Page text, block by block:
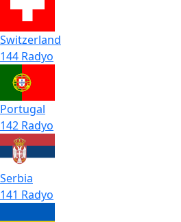
Switzerland
144 Radyo
Portugal
142 Radyo
Serbia
141 Radyo